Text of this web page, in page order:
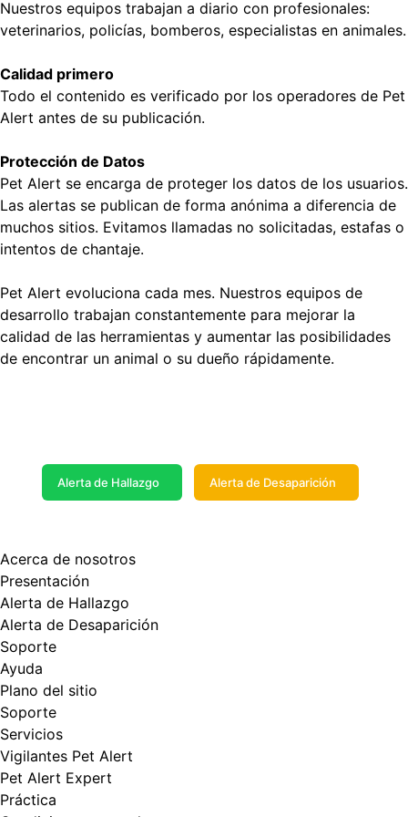
Nuestros equipos trabajan a diario con profesionales:
veterinarios, policías, bomberos, especialistas en animales.
Calidad primero
Todo el contenido es verificado por los operadores de Pet
Alert antes de su publicación.
Protección de Datos
Pet Alert se encarga de proteger los datos de los usuarios.
Las alertas se publican de forma anónima a diferencia de
muchos sitios. Evitamos llamadas no solicitadas, estafas o
intentos de chantaje.
Pet Alert evoluciona cada mes. Nuestros equipos de
desarrollo trabajan constantemente para mejorar la
calidad de las herramientas y aumentar las posibilidades
de encontrar un animal o su dueño rápidamente.
Alerta de Hallazgo Alerta de Desaparición
Acerca de nosotros
Presentación
Alerta de Hallazgo
Alerta de Desaparición
Soporte
Ayuda
Plano del sitio
Soporte
Servicios
Vigilantes Pet Alert
Pet Alert Expert
Práctica